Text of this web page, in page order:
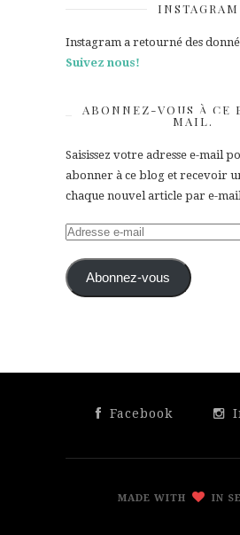
INSTAGRAM
Instagram a retourné des
Suivez nous!
ABONNEZ-VOUS À CE
MAIL.
Saisissez votre adresse e-mail
abonner à ce blog et recevoir
chaque nouvel article par e-
Adresse
mail Abonnez-vous
Facebook
MADE WITH IN